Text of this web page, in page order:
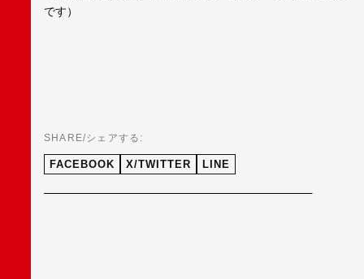
です）
SHARE/シェアする:
FACEBOOK X/TWITTER LINE